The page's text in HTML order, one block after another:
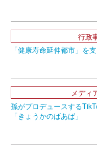
行政
「健康寿命延伸都市」を
メディ
孫がプロデュースする
「きょうかのばあば」